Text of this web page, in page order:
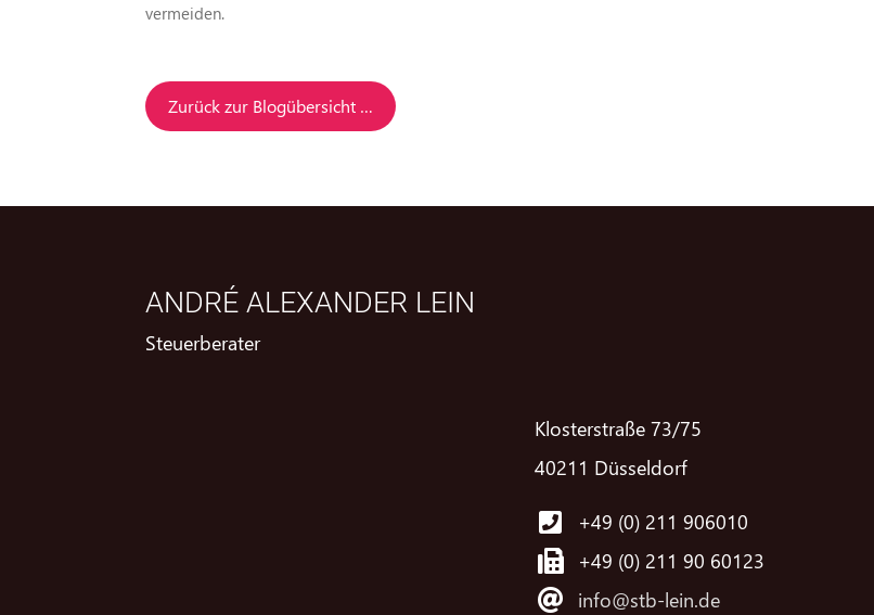
vermeiden.
Zurück zur Blogübersicht …
ANDRÉ ALEXANDER LEIN
Steuerberater
Klosterstraße 73/75
40211 Düsseldorf
+49 (0) 211 906010
+49 (0) 211 90 60123
info@stb-lein.de